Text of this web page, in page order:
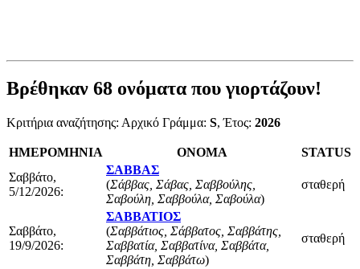
Βρέθηκαν 68 ονόματα που γιορτάζουν!
Κριτήρια αναζήτησης: Αρχικό Γράμμα: S, Έτος: 2026
ΗΜΕΡΟΜΗΝΙΑ ΟΝΟΜΑ
STATUS
Σαββάτο,
5/12/2026:
ΣΑΒΒΑΣ
(Σάββας, Σάβας, Σαββούλης,
Σαβούλη, Σαββούλα, Σαβούλα)
σταθερή
Σαββάτο,
19/9/2026:
ΣΑΒΒΑΤΙΟΣ
(Σαββάτιος, Σάββατος, Σαββάτης,
Σαββατία, Σαββατίνα, Σαββάτα,
Σαββάτη, Σαββάτω)
σταθερή